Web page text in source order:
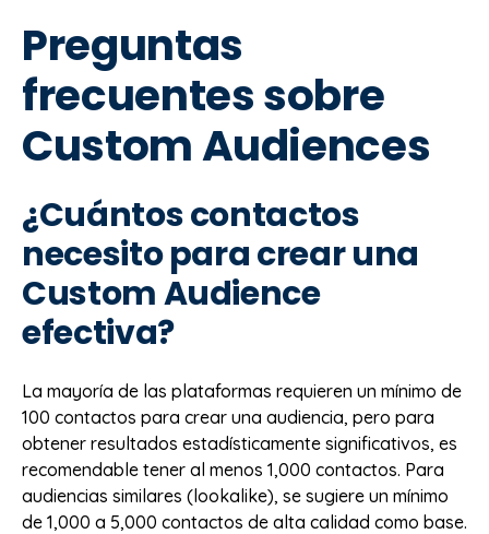
Preguntas
frecuentes sobre
Custom Audiences
¿Cuántos contactos
necesito para crear una
Custom Audience
efectiva?
La mayoría de las plataformas requieren un mínimo de
100 contactos para crear una audiencia, pero para
obtener resultados estadísticamente significativos, es
recomendable tener al menos 1,000 contactos. Para
audiencias similares (lookalike), se sugiere un mínimo
de 1,000 a 5,000 contactos de alta calidad como base.